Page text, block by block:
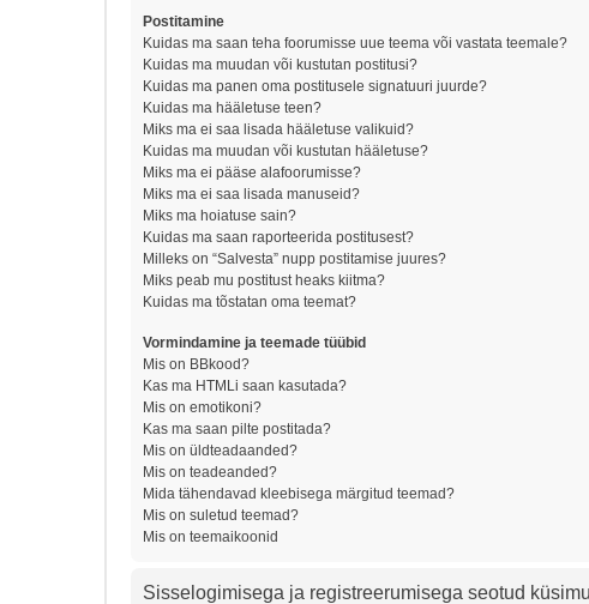
Postitamine
Kuidas ma saan teha foorumisse uue teema või vastata teemale?
Kuidas ma muudan või kustutan postitusi?
Kuidas ma panen oma postitusele signatuuri juurde?
Kuidas ma hääletuse teen?
Miks ma ei saa lisada hääletuse valikuid?
Kuidas ma muudan või kustutan hääletuse?
Miks ma ei pääse alafoorumisse?
Miks ma ei saa lisada manuseid?
Miks ma hoiatuse sain?
Kuidas ma saan raporteerida postitusest?
Milleks on “Salvesta” nupp postitamise juures?
Miks peab mu postitust heaks kiitma?
Kuidas ma tõstatan oma teemat?
Vormindamine ja teemade tüübid
Mis on BBkood?
Kas ma HTMLi saan kasutada?
Mis on emotikoni?
Kas ma saan pilte postitada?
Mis on üldteadaanded?
Mis on teadeanded?
Mida tähendavad kleebisega märgitud teemad?
Mis on suletud teemad?
Mis on teemaikoonid
Sisselogimisega ja registreerumisega seotud